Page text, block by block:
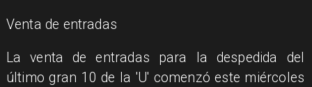
Venta de entradas
La venta de entradas para la despedida del
último gran 10 de la 'U' comenzó este miércoles